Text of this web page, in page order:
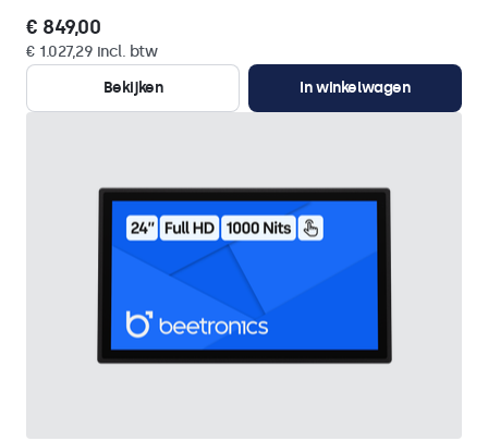
€ 849,00
€ 1.027,29 incl. btw
Bekijken
In winkelwagen